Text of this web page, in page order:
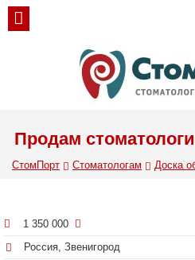
Продам
СтомПорт Стоматологам Доска
1 350 000
Россия, Звенигород